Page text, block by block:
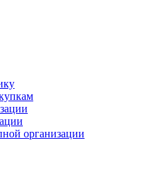
организации